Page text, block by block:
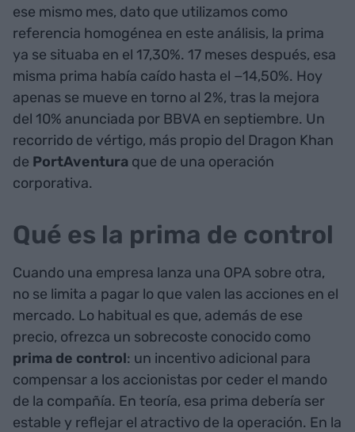
ese mismo mes, dato que utilizamos como
referencia homogénea en este análisis, la prima
ya se situaba en el 17,30%. 17 meses después, esa
misma prima había caído hasta el −14,50%. Hoy
apenas se mueve en torno al 2%, tras la mejora
del 10% anunciada por BBVA en septiembre. Un
recorrido de vértigo, más propio del Dragon Khan
de PortAventura que de una operación
corporativa.
Qué es la prima de control
Cuando una empresa lanza una OPA sobre otra,
no se limita a pagar lo que valen las acciones en el
mercado. Lo habitual es que, además de ese
precio, ofrezca un sobrecoste conocido como
prima de control: un incentivo adicional para
compensar a los accionistas por ceder el mando
de la compañía. En teoría, esa prima debería ser
estable y reflejar el atractivo de la operación. En la